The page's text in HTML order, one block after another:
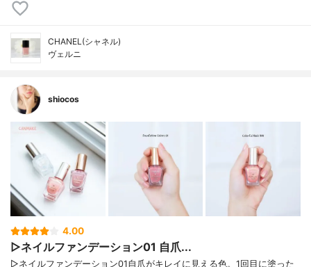
CHANEL(シャネル)
ヴェルニ
shiocos
4.00
▷ネイルファンデーション01 自爪...
▷ネイルファンデーション01自爪がキレイに見える色。1回目に塗った